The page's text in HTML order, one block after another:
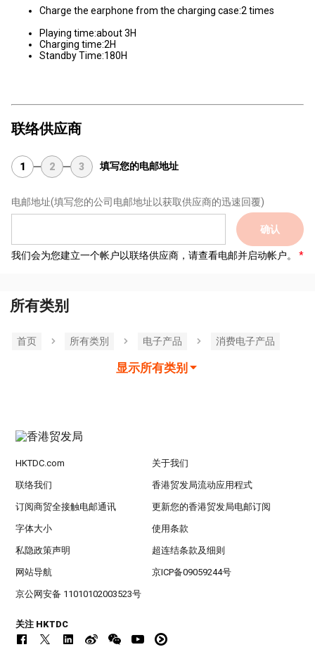
Charge the earphone from the charging case:2 times
Playing time:about 3H
Charging time:2H
Standby Time:180H
联络供应商
1 2 3 填写您的电邮地址
电邮地址(填写您的公司电邮地址以获取供应商的迅速回覆)
确认
我们会为您建立一个帐户以联络供应商，请查看电邮并启动帐户。
所有类别
首页 所有类別 电子产品 消费电子产品
显示所有类别
HKTDC.com 关于我们
联络我们 香港贸发局流动应用程式
订阅商贸全接触电邮通讯 更新您的香港贸发局电邮订阅
字体大小 使用条款
私隐政策声明 超连结条款及细则
网站导航 京ICP备09059244号
京公网安备 11010102003523号
关注 HKTDC